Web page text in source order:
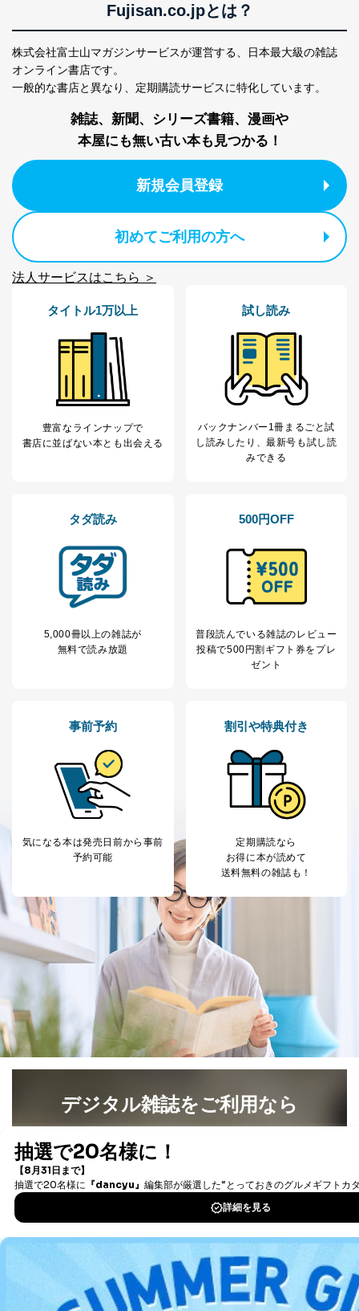
各SNS運営会社様にご請求いただきますようお願い致し
３．個人情報の第三者提供について
当社は、取得した個人情報を適切に管理し､あらかじめ
本人の同意を得ることなく第三者に提供することはあり
ません。ただし、次の場合は除きます。
法令に基づく場合
人の生命､身体または財産の保護のために必要がある
公衆衛生の向上または児童の健全な育成の推進のため
に特に必要がある場合であって、本人の同意を得るこ
とが困難である場合。
国の機関もしくは地方公共団体またはその委託を受け
する必要がある場合であって、本人の同意を得ること
により当該事務の遂行に支障を及ぼすおそれがあると
き。
上記２．の利用目的を実施するために守秘義務を結ん
だ企業に、業務の一部として個人情報の取扱いを委
託・提供する場合、その業務に必要な範囲で委託・提
供先企業に個人情報を開示することがあります。
委託・提供先企業は具体的には以下のような企業です
が、これらに限りません。
委託先：カスタマーサポート支援会社 、クレジッ
トカード決済などの決済代行・料金回収会社、広
告配信サービス会社
提供先：出版社、出版物発売元、卸売会社、販売
４．開示対象個人情報の「開示」「訂正」等の請求につ
当社は、本人から、開示対象個人情報について利用目的
の通知を求められた場合には、遅滞なくこれに応じま
す。ただし、以下①～④のいずれかに該当する場合は、
利用目的の通知を行なうことはできません。そのとき
説明させていただきます。
①利用目的を本人に通知し、又は公表することによって
当該事業者の権利又は正当な利益を害するおそれがある
③国の機関又は地方公共団体が法令の定める事務を遂行
することに対して協力する必要がある場合であって、利
用目的を本人に通知し、又は公表することによって当該
事務の遂行に支障を及ぼすおそれがあるとき
④開示対象個人情報の利用目的が明らかな場合
開示対象個人情報については、保有個人データの本人ま
たはその代理人からの利用目的の通知、開示、変更等
（内容の訂正、追加または削除）、利用停止等（「利用
の停止または消去」「第三者への提供の停止」）の求め
に対応させていただいております。 当社顧客の皆様の
個人情報は「マイページ」にログインしていただくこと
で、訂正、追加、変更を行っていただくことが出来ま
す。マイページをご利用いただけない方、その他の方に
つきましては、下記Aをご覧ください。 また、ご登録い
ただいた個人情報のうち、市町村などの名称および郵便
番号、金融機関の名称あるいはクレジットカードの有効
期限など、商品のお届けやご請求を行う上で支障がある
情報に変更があった場合には、当社が登録情報を変更さ
せていただく場合があります。
A.開示等の求めの申し出先、提出していただく書面等
し付けください。開示等の求めに際して提出していただ
く書面等については、その際にご案内いたします。
■電話による場合
TEL:0570-200-223
株式会社富士山マガジンサービス 個人情報問い合わせ
係
受付時間：10:00～17:00（土、日、祝、年末年始休業）
■電子メールによる場合
B.開示等の対応に際して、以下記載の項目のうち2項目
以上での本人確認を実施させていただきます。
Fujisan.co.jpとは？
株式会社富士山マガジンサービスが運営する、
日本最大級の雑誌
オンライン書店です。
一般的な書店と異なり、 定期購読サービスに特化しています。
雑誌、新聞、シリーズ書籍、漫画や
本屋にも無い古い本も見つかる！
新規会員登録
初めてご利用の方へ
法人サービスはこちら ＞
タイトル1万以上
豊富なラインナップで
書店に並ばない本とも出会える
試し読み
バックナンバー1冊まるごと試
し読み したり、最新号も試し読
みできる
タダ読み
5,000冊以上の雑誌が
無料で読み放題
500円OFF
普段読んでいる雑誌のレビュー
投稿で500円割ギフト券をプレ
ゼント
事前予約
気になる本は発売日前から事前
予約可能
割引や特典付き
定期購読なら
お得に本が読めて
送料無料の雑誌も！
デジタル雑誌をご利用なら
書籍）が無料で読み放題！
DOWNLOAD FOR IOS
DOWNLOAD FOR ANDROID
ご利用方法はこちら